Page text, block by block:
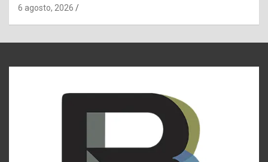
6 agosto, 2026